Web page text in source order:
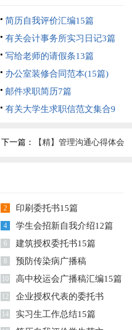
简历自我评价汇编15篇
有关会计事务所实习日记3篇
写给老师的请假条13篇
办公室装修合同范本(15篇)
邮件求职简历7篇
有关大学生求职信范文集合9
下一篇： 【精】管理沟通心得体会
2 印刷委托书15篇
4 学生会招新自我介绍12篇
6 建筑授权委托书15篇
8 预防传染病广播稿
10 高中校运会广播稿汇编15篇
12 企业授权代表的委托书
14 实习生工作总结15篇